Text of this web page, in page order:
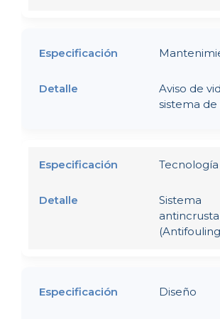
Aviso de
sistema
Sistema
Diseño